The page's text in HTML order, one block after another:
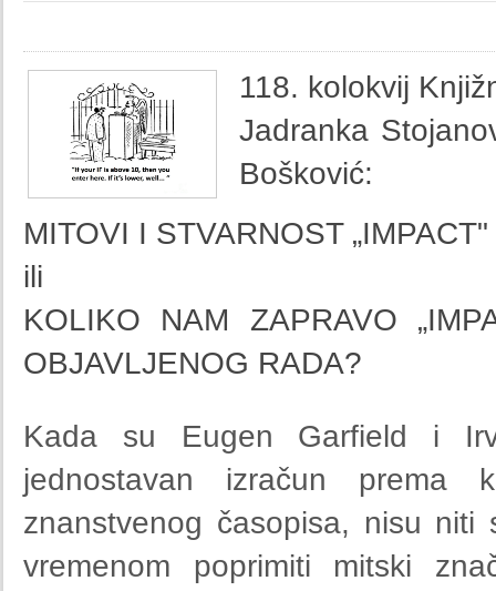
118. kolokvij
Jadranka
Bošković:
MITOVI I STVARNOST
ili
KOLIKO NAM ZAPRAVO
OBJAVLJENOG RADA?
Kada su Eugen Garfield i
jednostavan izračun
znanstvenog časopisa, nisu
vremenom poprimiti mitski